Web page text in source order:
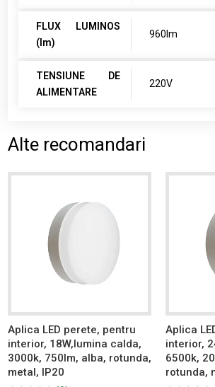
FLUX LUMINOS
(lm)
960lm
TENSIUNE DE
ALIMENTARE
220V
Alte recomandari
Aplica LED perete, pentru
interior, 18W,lumina calda,
3000k, 750lm, alba, rotunda,
metal, IP20
Aplica
interior,
6500k,
rotunda,